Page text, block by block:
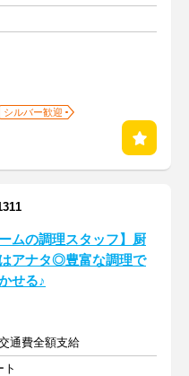
シルバー歓迎
ームの調理スタッフ】厨
アナタ◎豊富な調理で
せる♪
通費全額支給
ト